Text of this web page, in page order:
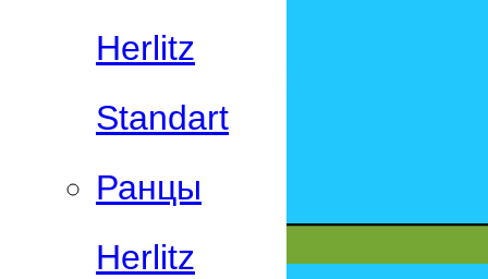
Herlitz
Standart
Ранцы
Herlitz